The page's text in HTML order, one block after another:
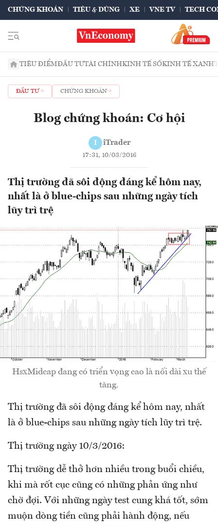
CHỨNG KHOÁN TIÊU & DÙNG XE VNE TV TECH
TIÊU ĐIỂMĐẦU TƯTÀI CHÍNHKINH TẾ SỐKINH TẾ XANH
ĐẦU TƯ CHỨNG KHOÁN
Blog chứng khoán: Cơ hội
I iTrader
17:31, 10/03/2016
Thị trường đã sôi động đáng kể hôm nay,
nhất là ở blue-chips sau những ngày tích
lũy trì trệ
HsxMidcap đang có triển vọng cao là nối dài xu thế
tăng.
Thị trường đã sôi động đáng kể hôm nay, nhất
là ở blue-chips sau những ngày tích lũy trì trệ.
Thị trường ngày 10/3/2016:
Thị trường dễ thở hơn nhiều trong buổi chiều,
khi mà rốt cục cũng có những phản ứng như
chờ đợi. Với những ngày test cung khá tốt, sớm
muộn dòng tiền cũng phải hành động, nếu